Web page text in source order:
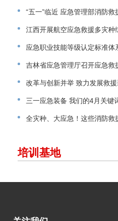
“五一”临近 应急管理部消防
江西开展航空应急救援多灾种
应急职业技能等级认定标准体
吉林省应急管理厅召开应急救
改革与创新并举 致力发展救
三一应急装备 我们的4月关键
交付全灾种、大应急！这些消防
培训基地